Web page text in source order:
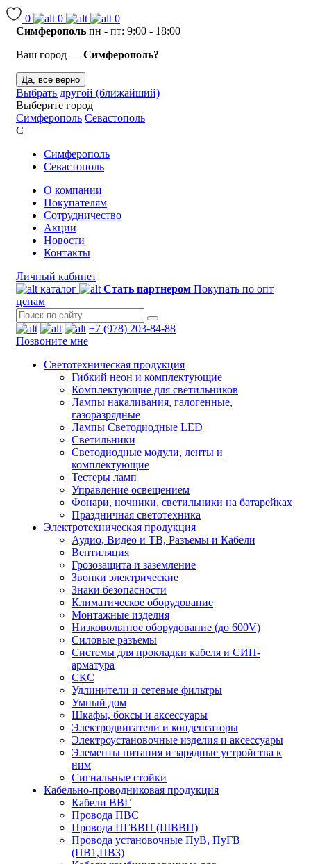
0 0
0
Симферополь пн - пт: 9:00 - 18:00
Ваш город — Симферополь?
Да, все верно
Выбрать другой (ближайший)
Выберите город
Симферополь Севастополь
С
Симферополь
Севастополь
О компании
Покупателям
Сотрудничество
Акции
Новости
Контакты
Личный кабинет
каталог
Стать партнером Покупать по опт
ценам
+7 (978) 203-84-88
Позвоните мне
Светотехническая продукция
Гибкий неон и комплектующие
Комплектующие для светильников
Лампы накаливания, галогенные,
газоразрядные
Лампы Светодиодные LED
Светильники
Светодиодные модули, ленты и
комплектующие
Тестеры ламп
Управление освещением
Фонари, ночники, светильники на батарейках
Праздничная светотехника
Электротехническая продукция
Аудио, Видео и ТВ, Разъемы и Кабели
Вентиляция
Грозозащита и заземление
Звонки электрические
Знаки безопасности
Климатическое оборудование
Монтажные изделия
Низковольтное оборудование (до 600V)
Силовые разъемы
Системы для прокладки кабеля и СИП-
арматура
СКС
Удлинители и сетевые фильтры
Умный дом
Шкафы, боксы и аксессуары
Электродвигатели и конденсаторы
Электроустановочные изделия и аксессуары
Элементы питания и зарядные устройства к
ним
Сигнальные стойки
Кабельно-проводниковая продукция
Кабели ВВГ
Провода ПВС
Провода ПГВВП (ШВВП)
Провода установочные ПуВ, ПуГВ
(ПВ1,ПВ3)